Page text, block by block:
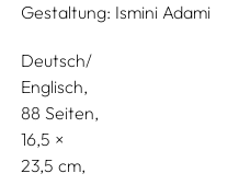
Gestaltung: Ismini Adami
Deutsch/
Englisch
88 Seiten,
16,5
23,5